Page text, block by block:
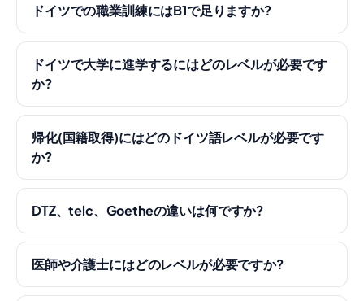
ドイツでの職業訓練にはB1で足りますか?
ドイツで大学に進学するにはどのレベルが必要です
か?
帰化(国籍取得)にはどのドイツ語レベルが必要です
か?
DTZ、telc、Goetheの違いは何ですか?
医師や介護士にはどのレベルが必要ですか?